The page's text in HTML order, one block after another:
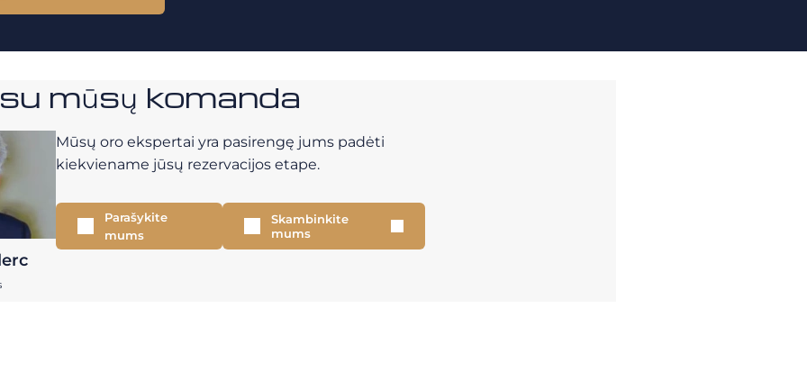
mūsų komanda
Mūsų oro ekspertai yra pasirengę jums padėti
kiekviename jūsų rezervacijos etape.
Parašykite
mums
Skambinkite
mums